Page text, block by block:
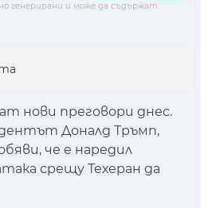
генерирани и може да съдържат
нови преговори днес.
Доналд Тръмп,
че е наредил
срещу Техеран да